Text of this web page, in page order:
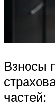
Взносы
частей: